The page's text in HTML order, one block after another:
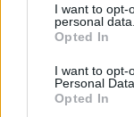
I want to opt-
personal data.
Opted In
I want to opt-
Personal Data.
Opted In
Indian Chief
limitada